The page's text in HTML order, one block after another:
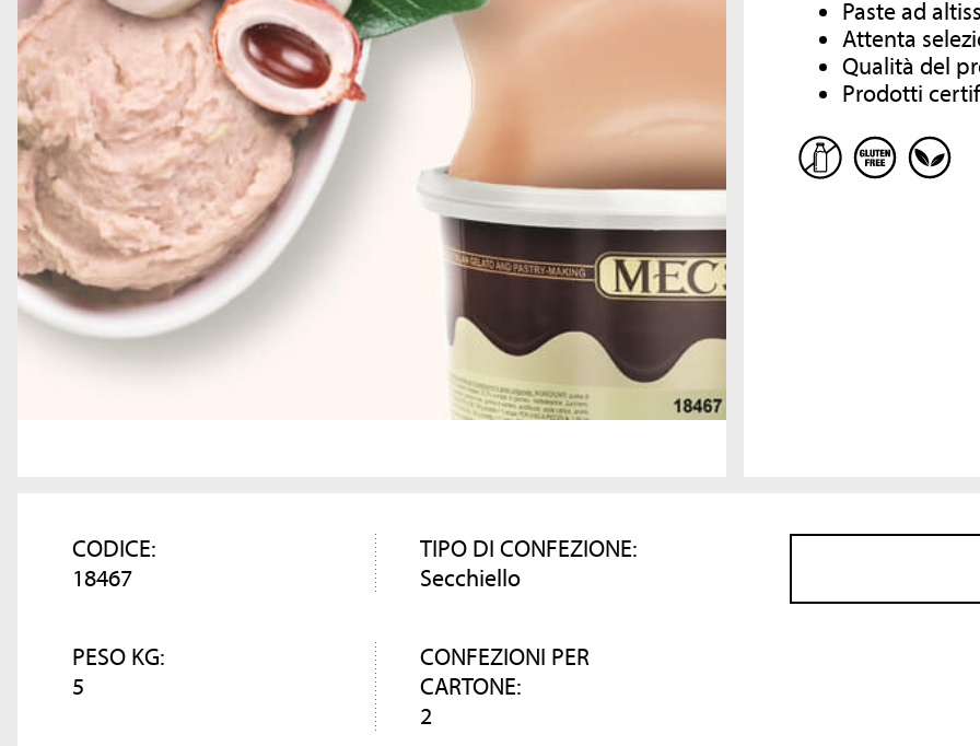
GRANELLE E DECORAZIONI
GELATO SOFT
TOPPING
STECCHI E PRALINE
COMPANY
Dal 1984 MEC3 è sinonimo di
eccellenza, ricerca e creatività nella
semilavorati per la gelateria
artigianale e la pasticceria.
Un’azienda che, grazie alla cura e alla
passione per il mondo del gelato
italiano, è diventata il leader mondiale
per le aziende di settore con un unico
obiettivo: diffondere l’arte delle sweet
arts italiane in tutto il mondo.
Consulta i nostri ricettari per scoprire altri
prodotti che possono arricchire la tua
SCOPRI DI PIÙ
Paste ad
Attenta
Qualità del
Prodotti
CODICE:
18467
TIPO DI CONFEZIONE:
Secchiello
PESO KG:
5
CONFEZIONI PER
CARTONE:
2